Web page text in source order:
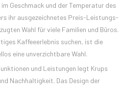
Geschmack und der Temperatur des
ihr ausgezeichnetes Preis-Leistungs-
Wahl für viele Familien und Büros.
Kaffeeerlebnis suchen, ist die
eine unverzichtbare Wahl.
und Leistungen legt Krups
Nachhaltigkeit. Das Design der